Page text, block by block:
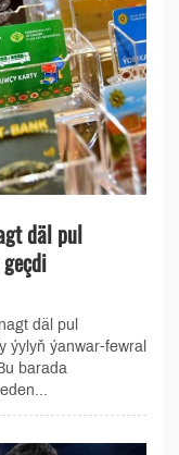
däl pul
däl pul
ýylyň ýanwar-fewral
barada